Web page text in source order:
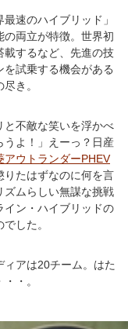
速のハイブリッド」
の両立が特徴。世界初
載するなど、先進の技
試乗する機会がある
き。
と不敵な笑いを浮かべ
うよ！」えーっ？日産
アウトランダーPHEV
りたはずなのに何を言
ズムらしい無謀な挑戦
イン・ハイブリッドの
した。
アは20チーム。はた
・。